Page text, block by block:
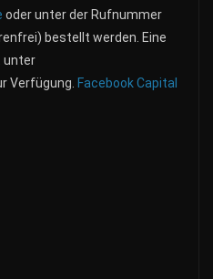
oder unter der Rufnummer
bestellt werden. Eine
unter
Verfügung. Facebook Capital